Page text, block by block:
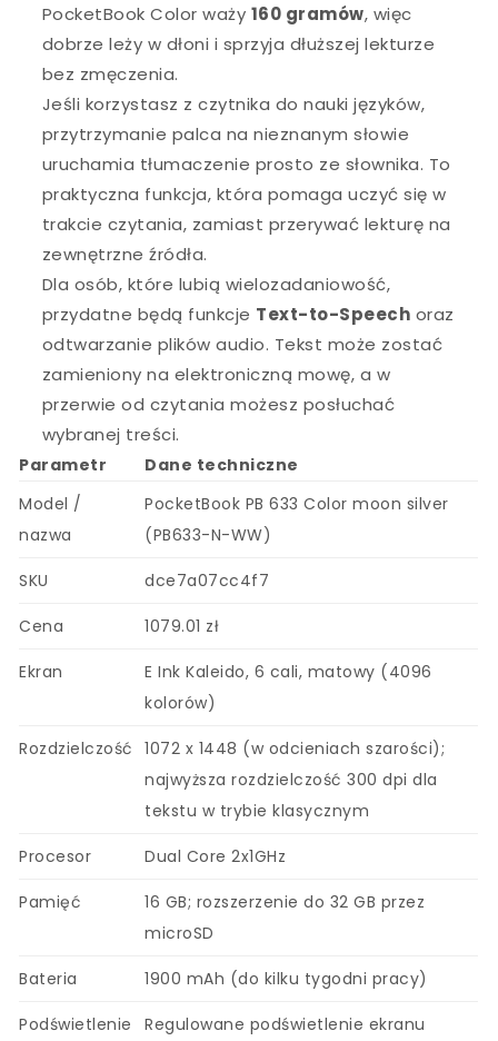
PocketBook Color waży 160 gramów, więc
dobrze leży w dłoni i sprzyja dłuższej lekturze
bez zmęczenia.
Jeśli korzystasz z czytnika do nauki języków,
przytrzymanie palca na nieznanym słowie
uruchamia tłumaczenie prosto ze słownika. To
praktyczna funkcja, która pomaga uczyć się w
trakcie czytania, zamiast przerywać lekturę na
zewnętrzne źródła.
Dla osób, które lubią wielozadaniowość,
przydatne będą funkcje Text-to-Speech oraz
odtwarzanie plików audio. Tekst może zostać
zamieniony na elektroniczną mowę, a w
przerwie od czytania możesz posłuchać
wybranej treści.
Parametr
Dane techniczne
Model /
nazwa
PocketBook PB 633 Color moon silver
(PB633-N-WW)
SKU dce7a07cc4f7
Cena 1079.01 zł
Ekran
E Ink Kaleido, 6 cali, matowy (4096
kolorów)
Rozdzielczość
1072 x 1448 (w odcieniach szarości);
najwyższa rozdzielczość 300 dpi dla
tekstu w trybie klasycznym
Procesor Dual Core 2x1GHz
Pamięć
16 GB; rozszerzenie do 32 GB przez
microSD
Bateria 1900 mAh (do kilku tygodni pracy)
Podświetlenie Regulowane podświetlenie ekranu